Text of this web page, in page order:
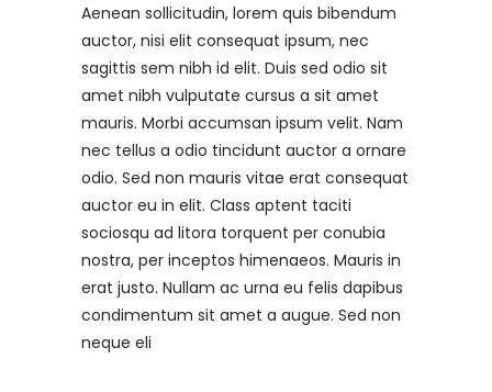
Aenean sollicitudin, lorem quis bibendum
auctor, nisi elit consequat ipsum, nec
sagittis sem nibh id elit. Duis sed odio sit
amet nibh vulputate cursus a sit amet
mauris. Morbi accumsan ipsum velit. Nam
nec tellus a odio tincidunt auctor a ornare
odio. Sed non mauris vitae erat consequat
auctor eu in elit. Class aptent taciti
sociosqu ad litora torquent per conubia
nostra, per inceptos himenaeos. Mauris in
erat justo. Nullam ac urna eu felis dapibus
condimentum sit amet a augue. Sed non
neque eli